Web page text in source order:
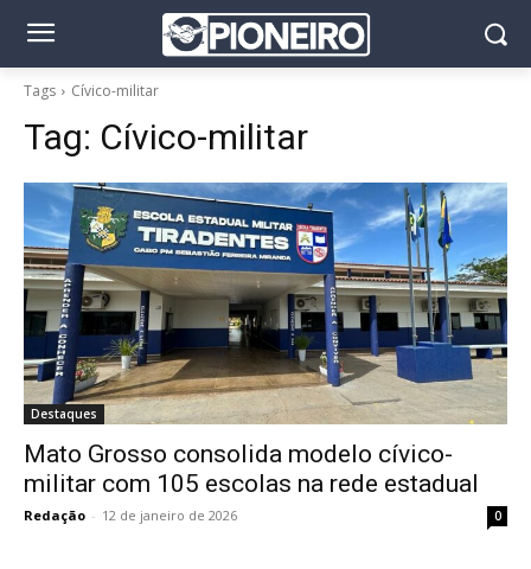
Tags Cívico-militar
Tag: Cívico-militar
Destaques
Mato Grosso consolida modelo cívico-
militar com 105 escolas na rede estadual
Redação - 12 de janeiro de 2026 0